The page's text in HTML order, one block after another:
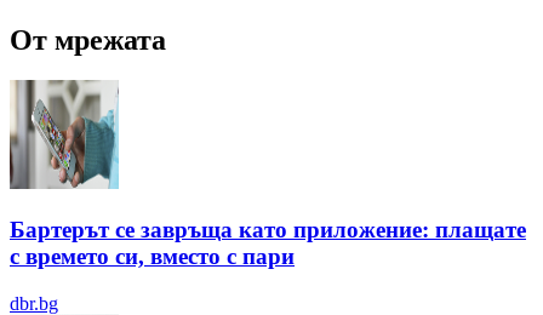
От мрежата
Бартерът се завръща като приложение: плащате
с времето си, вместо с пари
dbr.bg